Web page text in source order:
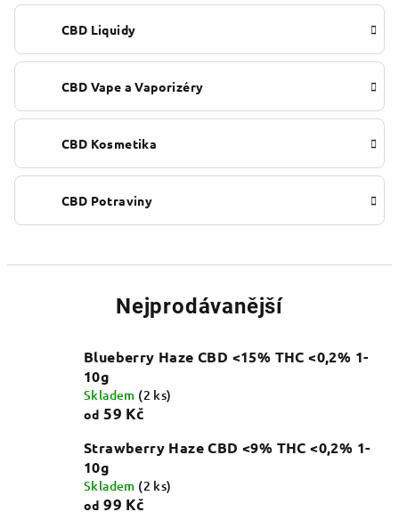
CBD Liquidy
CBD Vape a Vaporizéry
CBD Kosmetika
CBD Potraviny
Nejprodávanější
Blueberry Haze CBD <15% THC <0,2% 1-
10g
Skladem (2 ks)
od 59 Kč
Strawberry Haze CBD <9% THC <0,2% 1-
10g
Skladem (2 ks)
od 99 Kč